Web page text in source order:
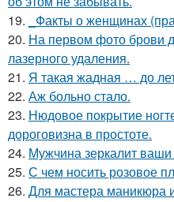
19.
_Факты о женщинах
20. На первом фото брови
лазерного удаления.
21. Я такая жадная … до
22. Аж больно стало.
23. Нюдовое покрытие
дороговизна в простоте.
24. Мужчина зеркалит ваши
25. С чем носить розовое
26. Для мастера маникюра